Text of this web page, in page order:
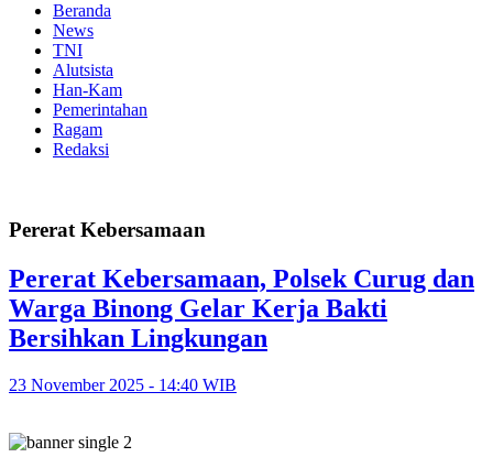
Beranda
News
TNI
Alutsista
Han-Kam
Pemerintahan
Ragam
Redaksi
Pererat Kebersamaan
Pererat Kebersamaan, Polsek Curug dan
Warga Binong Gelar Kerja Bakti
Bersihkan Lingkungan
23 November 2025 - 14:40 WIB